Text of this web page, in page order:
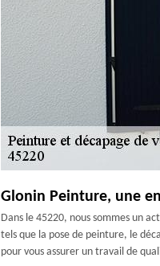
Glonin Peinture, une
Dans le 45220, nous sommes un
tels que la pose de peinture, le
pour vous assurer un travail de